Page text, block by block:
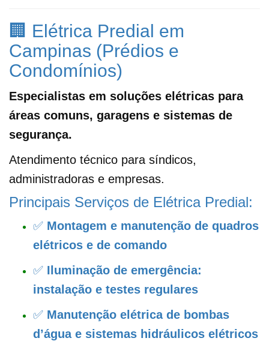
🏢 Elétrica Predial em
Campinas (Prédios e
Condomínios)
Especialistas em soluções elétricas para
áreas comuns, garagens e sistemas de
segurança.
Atendimento técnico para síndicos,
administradoras e empresas.
Principais Serviços de Elétrica Predial:
✅ Montagem e manutenção de quadros
elétricos e de comando
✅ Iluminação de emergência:
instalação e testes regulares
✅ Manutenção elétrica de bombas
d’água e sistemas hidráulicos elétricos